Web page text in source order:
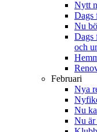
Nytt
Dags
Nu
Dags
och
Februari
Nya
Nu
Nu är